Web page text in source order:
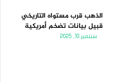
الذهب قرب مستواه التاريخي
قبيل بيانات تضخم أمريكية
سبتمبر 10, 2025